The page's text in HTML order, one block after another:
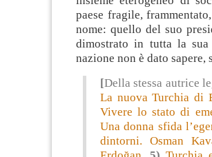
paese fragile,
nome: quello del suo
dimostrato in tutta la
nazione non è dato
[Della stessa autrice
La nuova Turchia di
Vivere lo stato di
Una donna sfida
dintorni. Osman